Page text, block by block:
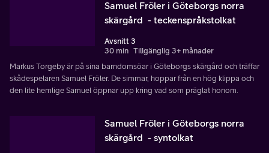
Samuel Fröler i Göteborgs norra
skärgård - teckenspråkstolkat
Avsnitt 3
30 min Tillgänglig 3+ månader
Markus Torgeby är på sina barndomsöar i Göteborgs skärgård och träffar
skådespelaren Samuel Fröler. De simmar, hoppar från en hög klippa och
den lite hemlige Samuel öppnar upp kring vad som präglat honom.
Samuel Fröler i Göteborgs norra
skärgård - syntolkat